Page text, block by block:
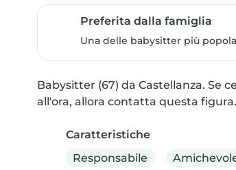
Preferita dalla famiglia
Una delle babysitter più
Babysitter (67) da Castellanza. Se
all'ora, allora contatta questa figura.
Caratteristiche
Responsabile